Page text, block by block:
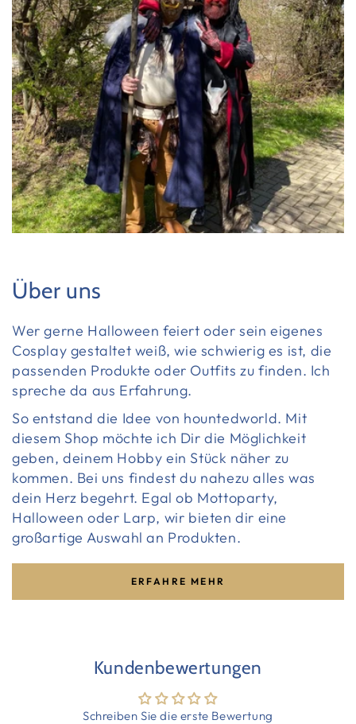
Über uns
Wer gerne Halloween feiert oder sein eigenes
Cosplay gestaltet weiß, wie schwierig es ist, die
passenden Produkte oder Outfits zu finden. Ich
spreche da aus Erfahrung.
So entstand die Idee von hountedworld. Mit
diesem Shop möchte ich Dir die Möglichkeit
geben, deinem Hobby ein Stück näher zu
kommen. Bei uns findest du nahezu alles was
dein Herz begehrt. Egal ob Mottoparty,
Halloween oder Larp, wir bieten dir eine
großartige Auswahl an Produkten.
ERFAHRE MEHR
Kundenbewertungen
Schreiben Sie die erste Bewertung